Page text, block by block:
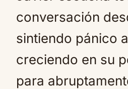
conversación
sintiendo pánico
creciendo en su
para